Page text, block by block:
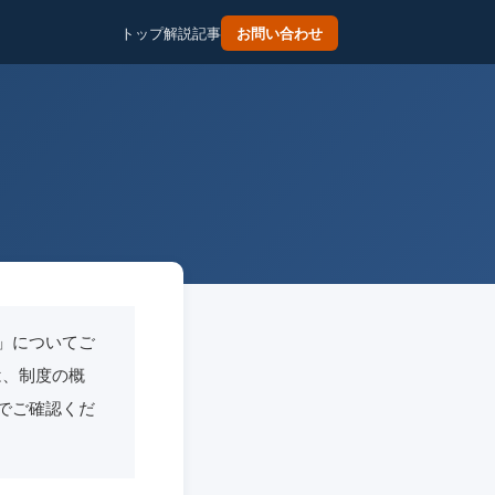
トップ解説記事 お問い合わせ
についてご
制度の概
ご確認くだ